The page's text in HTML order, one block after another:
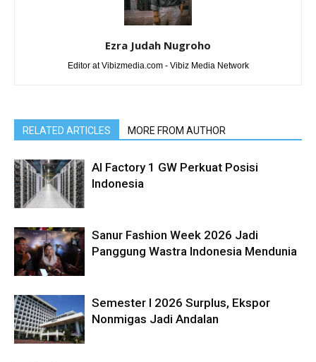
Ezra Judah Nugroho
Editor at Vibizmedia.com - Vibiz Media Network
RELATED ARTICLES MORE FROM AUTHOR
AI Factory 1 GW Perkuat Posisi
Indonesia
Sanur Fashion Week 2026 Jadi
Panggung Wastra Indonesia Mendunia
Semester I 2026 Surplus, Ekspor
Nonmigas Jadi Andalan